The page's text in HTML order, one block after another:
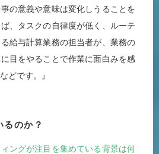
の意義や意味は変化しうることを
、タスクの自律度が低く、ルーテ
給与計算業務の担当者が、業務の
目をやることで作業に面白みを感
どです。』
るのか？
グが注目を集めている背景は何